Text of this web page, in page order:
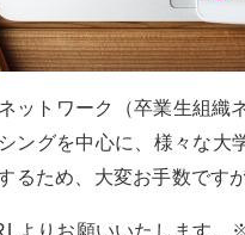
ットワーク（卒業生組織
ングを中心に、様々な
るため、大変お手数です